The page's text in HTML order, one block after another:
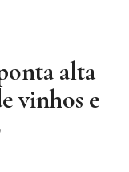
alta
vinhos e